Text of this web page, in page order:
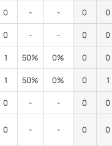
0 - - 0 0
0 - - 0 0
1 50% 0% 0 0
1 50% 0% 0 1
0 - - 0 0
0 - - 0 0